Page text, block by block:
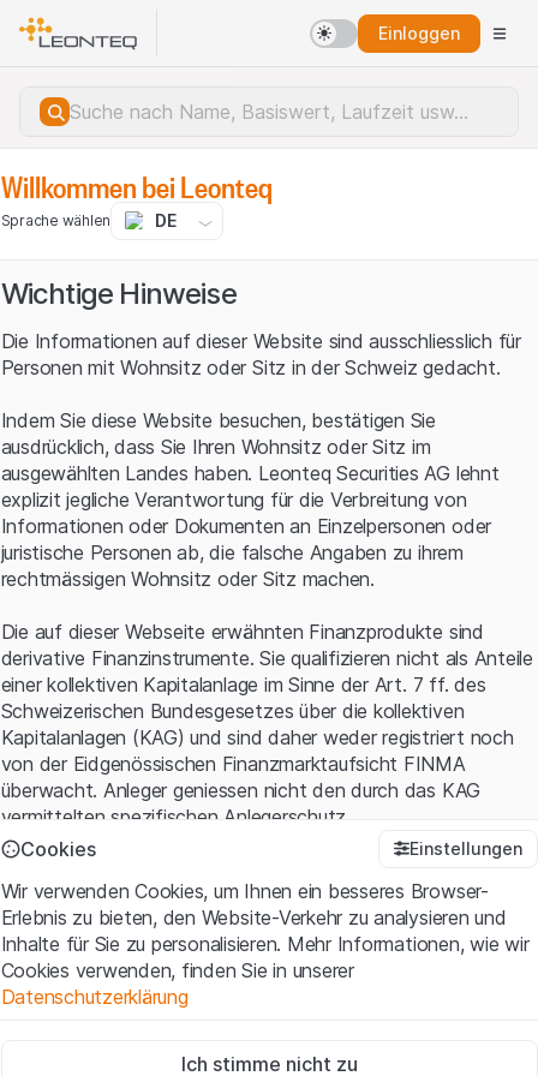
Einloggen
Serverfehler.
Willkommen bei Leonteq
Sprache wählen DE
Wichtige Hinweise
Die Informationen auf dieser Website sind ausschliesslich für
Personen mit Wohnsitz oder Sitz in der Schweiz gedacht.
Indem Sie diese Website besuchen, bestätigen Sie
ausdrücklich, dass Sie Ihren Wohnsitz oder Sitz im
ausgewählten Landes haben. Leonteq Securities AG lehnt
explizit jegliche Verantwortung für die Verbreitung von
Informationen oder Dokumenten an Einzelpersonen oder
juristische Personen ab, die falsche Angaben zu ihrem
rechtmässigen Wohnsitz oder Sitz machen.
Die auf dieser Webseite erwähnten Finanzprodukte sind
derivative Finanzinstrumente. Sie qualifizieren nicht als Anteile
einer kollektiven Kapitalanlage im Sinne der Art. 7 ff. des
Schweizerischen Bundesgesetzes über die kollektiven
Kapitalanlagen (KAG) und sind daher weder registriert noch
von der Eidgenössischen Finanzmarktaufsicht FINMA
überwacht. Anleger geniessen nicht den durch das KAG
vermittelten spezifischen Anlegerschutz.
Mit dem Zugriff auf diese Website der Leonteq Securities AG
(die "Website") erklären Sie, dass Sie die rechtlichen
Informationen und die wichtigen Hinweise und
Nutzungsbedingungenverstanden haben und akzeptieren.
Wenn Sie mit den Nutzungsbedingungen nicht einverstanden
Cookies Einstellungen
Wir verwenden Cookies, um Ihnen ein besseres Browser-
Erlebnis zu bieten, den Website-Verkehr zu analysieren und
Inhalte für Sie zu personalisieren. Mehr Informationen, wie wir
Cookies verwenden, finden Sie in unserer
Datenschutzerklärung
Diese Cookies sind für die Website erforderlich und können nicht
Ich stimme nicht zu